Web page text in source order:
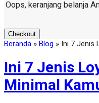
Oops, keranjang belanja
Checkout
Beranda » Blog » Ini 7 Jenis
Ini 7 Jenis
Minimal